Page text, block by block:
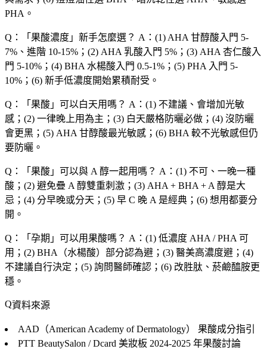
PHA。
Q：「 果酸濃度 」新手怎麼選？ A：(1) AHA 甘醇酸入門 5-
7%、進階 10-15%；(2) AHA 乳酸入門 5%；(3) AHA 杏仁酸入
門 5-10%；(4) BHA 水楊酸入門 0.5-1%；(5) PHA 入門 5-
10%；(6) 新手低濃度開始累積耐受。
Q：「 果酸 」可以白天用嗎？ A：(1) 不建議、會增加光敏
感；(2) 一律晚上用為主；(3) 白天嚴格防曬必做；(4) 沒防曬
會更黑；(5) AHA 甘醇酸最光敏感；(6) BHA 較不光敏感但仍
要防曬。
Q：「 果酸 」可以與 A 醇一起用嗎？ A：(1) 不可、一晚一種
酸；(2) 避免疊 A 醇雙重刺激；(3) AHA + BHA + A 醇是大
忌；(4) 分早晚或分天；(5) 早 C 晚 A 是經典；(6) 想用都要分
開。
Q：「 孕期 」可以用果酸嗎？ A：(1) 低濃度 AHA / PHA 可
用；(2) BHA（水楊酸）部分認為避；(3) 醫美高濃度避；(4)
不建議自行決定；(5) 詢問醫師確認；(6) 改胜肽、菸鹼醯胺更
穩。
資料來源
AAD（American Academy of Dermatology）
果酸成分指引
PTT BeautySalon / Dcard 美妝板 2024-2025 年果酸討論